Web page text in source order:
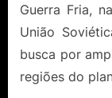
Guerra Fria,
União
busca por
regiões do